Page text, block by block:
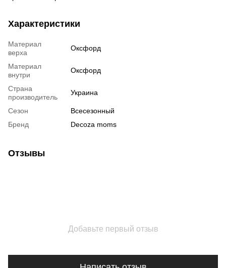
Характеристики
Материал
верха
Оксфорд
Материал
внутри
Оксфорд
Страна
производитель
Украина
Сезон
Всесезонный
Бренд
Decoza moms
Отзывы
Добавьте первый отзыв